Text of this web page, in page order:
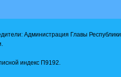
Администрация Главы Республики
индекс П9192.